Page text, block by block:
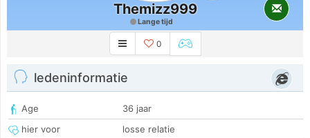
Themizz999
Lange tijd
0
ledeninformatie
Age
36 jaar
hier voor
losse relatie